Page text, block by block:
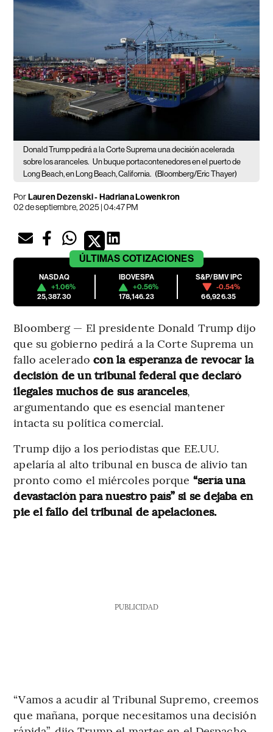
Donald Trump pedirá a la Corte Suprema una decisión acelerada
sobre los aranceles. Un buque portacontenedores en el puerto de
Long Beach, en Long Beach, California. (Bloomberg/Eric Thayer)
PorLauren Dezenski - Hadriana Lowenkron
02 de septiembre, 2025 | 04:47 PM
ÚLTIMAS COTIZACIONES
NASDAQ
+1.06%
25,387.30
IBOVESPA
+0.56%
178,146.23
S&P/BMV IPC
-0.54%
66,926.35
Bloomberg — El presidente Donald Trump dijo
que su gobierno pedirá a la Corte Suprema un
fallo acelerado con la esperanza de revocar la
decisión de un tribunal federal que declaró
ilegales muchos de sus aranceles,
argumentando que es esencial mantener
intacta su política comercial.
Trump dijo a los periodistas que EE.UU.
apelaría al alto tribunal en busca de alivio tan
pronto como el miércoles porque “sería una
devastación para nuestro país” si se dejaba en
pie el fallo del tribunal de apelaciones.
PUBLICIDAD
“Vamos a acudir al Tribunal Supremo, creemos
que mañana, porque necesitamos una decisión